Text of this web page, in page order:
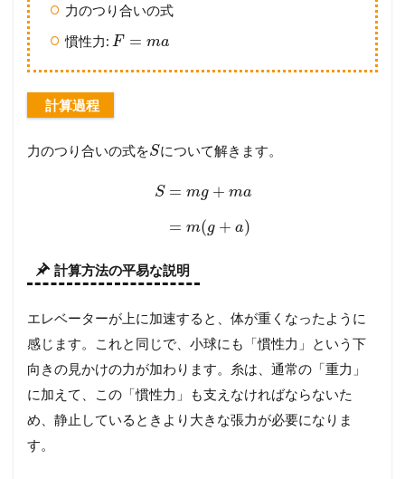
力のつり合いの式
慣性力: F = ma
計算過程
力のつり合いの式をSについて解きます。
S = mg + ma
= m(g + a)
計算方法の平易な説明
エレベーターが上に加速すると、体が重くなったように
感じます。これと同じで、小球にも「慣性力」という下
向きの見かけの力が加わります。糸は、通常の「重力」
に加えて、この「慣性力」も支えなければならないた
め、静止しているときより大きな張力が必要になりま
す。